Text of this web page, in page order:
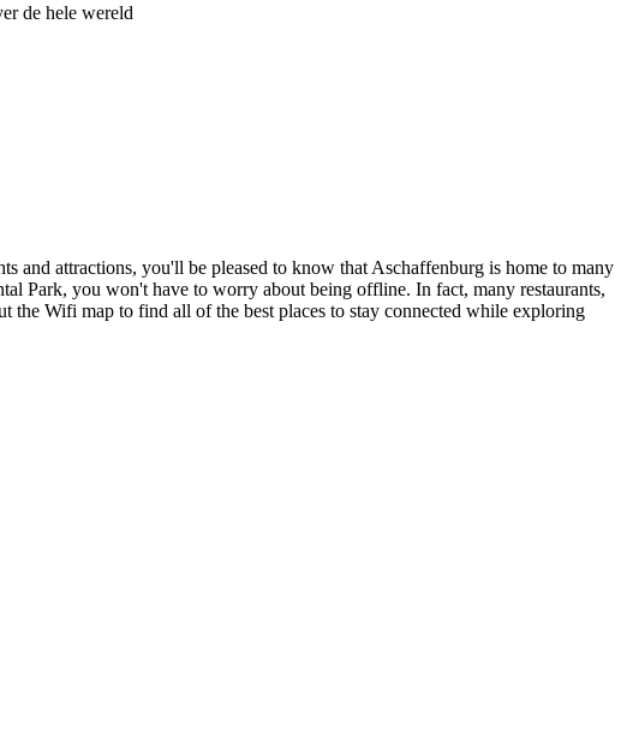
de hele wereld
and attractions, you'll be pleased to know that Aschaffenburg is home to many
Park, you won't have to worry about being offline. In fact, many restaurants,
the Wifi map to find all of the best places to stay connected while exploring